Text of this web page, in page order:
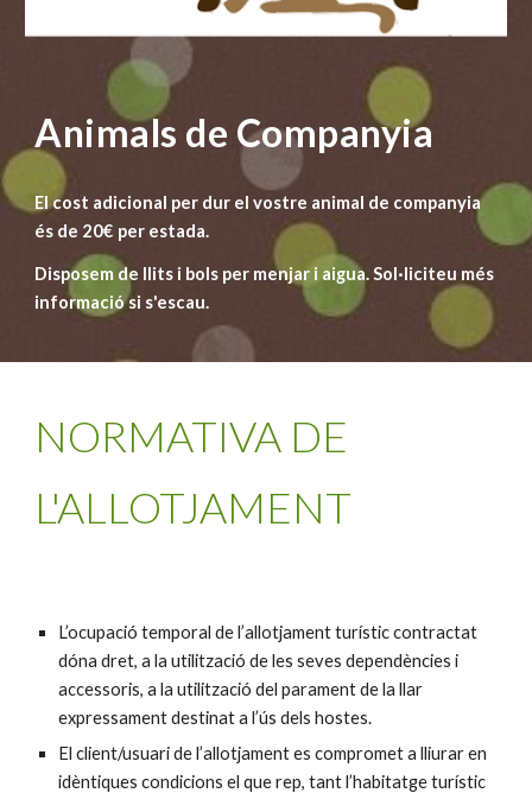
Animals de Companyia
El cost adicional per dur el vostre animal de companyia
és de 20€ per estada.
Disposem de llits i bols per menjar i aigua. Sol·liciteu més
informació si s'escau.
NORMATIVA DE
L'ALLOTJAMENT
L’ocupació temporal de l’allotjament turístic contractat
dóna dret, a la utilització de les seves dependències i
accessoris, a la utilització del parament de la llar
expressament destinat a l’ús dels hostes.
El client/usuari de l’allotjament es compromet a lliurar en
idèntiques condicions el que rep, tant l’habitatge turístic